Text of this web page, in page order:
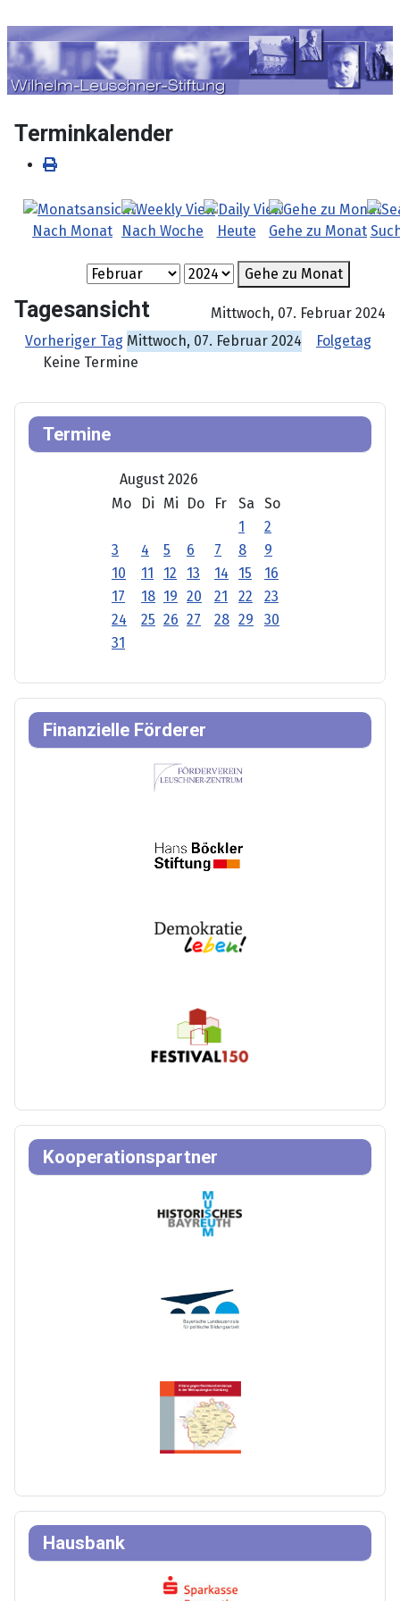
Terminkalender
Nach Monat Nach Woche Heute Gehe zu Monat
Gehe zu Monat
Tagesansicht
Mittwoch, 07. Februar 2024
Vorheriger Tag Mittwoch, 07. Februar 2024
Folgetag
Keine Termine
Termine
August 2026
Mo
Di Mi Do Fr Sa
So
1
2
3
4 5 6 7 8
9
10
11 12 13 14 15
16
17
18 19 20 21 22
23
24
25 26 27 28 29
30
31
Finanzielle Förderer
Kooperationspartner
Hausbank